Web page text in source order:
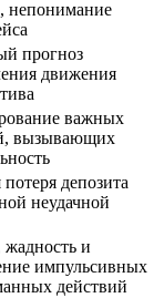
непонимание
прогноз
движения
важных
вызывающих
депозита
неудачной
и
импульсивных
действий